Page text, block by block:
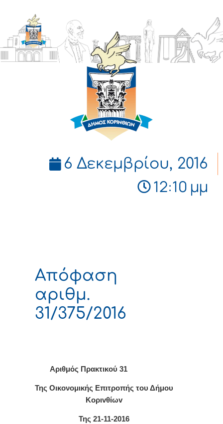
ΔΗΜΟΣ
ΚΟΡΙΝΘΙΩΝ
6 Δεκεμβρίου, 2016
12:10 μμ
Απόφαση
αριθμ.
31/375/2016
Αριθμός Πρακτικού 31
Της Οικονομικής Επιτρoπής τoυ Δήμoυ
Κoριvθίωv
Της 21-11-2016